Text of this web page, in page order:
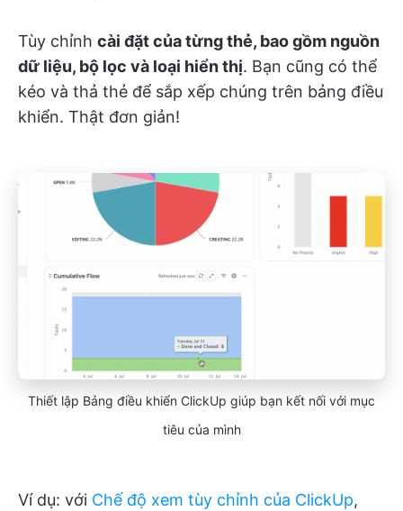
Tùy chỉnh cài đặt của từng thẻ, bao gồm nguồn
dữ liệu, bộ lọc và loại hiển thị. Bạn cũng có thể
kéo và thả thẻ để sắp xếp chúng trên bảng điều
khiển. Thật đơn giản!
Thiết lập Bảng điều khiển ClickUp giúp bạn kết nối với mục
tiêu của mình
Ví dụ: với Chế độ xem tùy chỉnh của ClickUp,